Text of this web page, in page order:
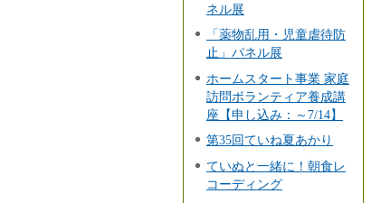
ネル展
「薬物乱用・児童虐待防
止」パネル展
ホームスタート事業 家庭
訪問ボランティア養成講
座【申し込み：～7/14】
第35回ていね夏あかり
ていぬと一緒に！朝食レ
コーディング